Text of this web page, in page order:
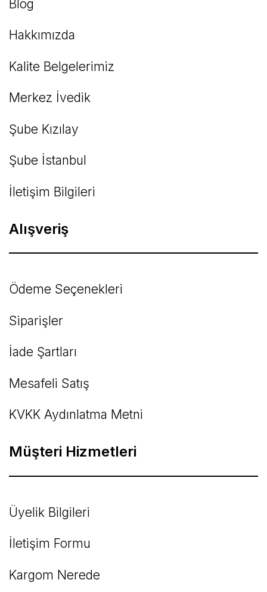
Blog
Hakkımızda
Kalite Belgelerimiz
Merkez İvedik
Şube Kızılay
Şube İstanbul
İletişim Bilgileri
Alışveriş
Ödeme Seçenekleri
Siparişler
İade Şartları
Mesafeli Satış
KVKK Aydınlatma Metni
Müşteri Hizmetleri
Üyelik Bilgileri
İletişim Formu
Kargom Nerede